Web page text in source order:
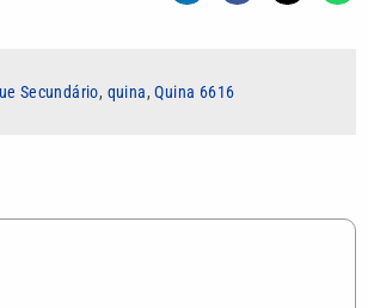
Secundário, quina,Quina 6616